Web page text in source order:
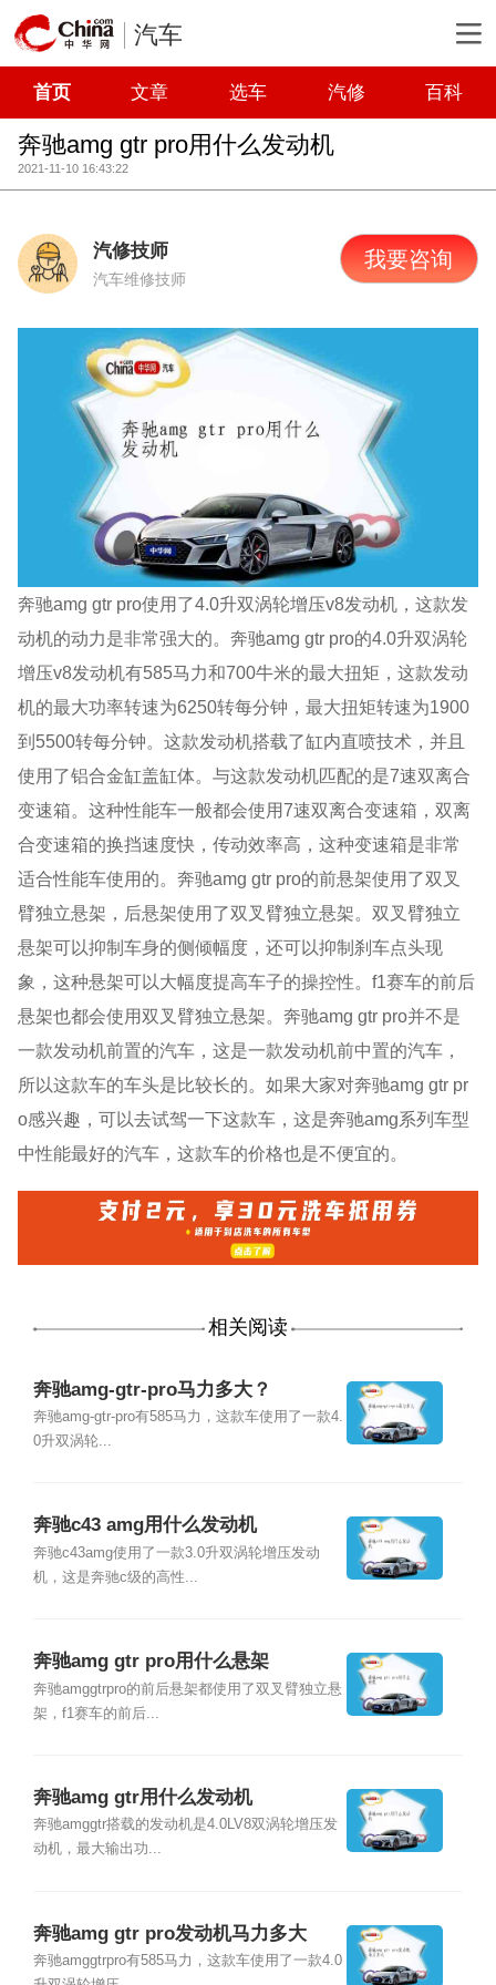
汽车
首页 文章 选车 汽修 百科
奔驰amg gtr pro用什么发动机
2021-11-10 16:43:22
汽修技师
汽车维修技师
我要咨询
奔驰amg gtr pro使用了4.0升双涡轮增压v8发动机，这款发
动机的动力是非常强大的。奔驰amg gtr pro的4.0升双涡轮
增压v8发动机有585马力和700牛米的最大扭矩，这款发动
机的最大功率转速为6250转每分钟，最大扭矩转速为1900
到5500转每分钟。这款发动机搭载了缸内直喷技术，并且
使用了铝合金缸盖缸体。与这款发动机匹配的是7速双离合
变速箱。这种性能车一般都会使用7速双离合变速箱，双离
合变速箱的换挡速度快，传动效率高，这种变速箱是非常
适合性能车使用的。奔驰amg gtr pro的前悬架使用了双叉
臂独立悬架，后悬架使用了双叉臂独立悬架。双叉臂独立
悬架可以抑制车身的侧倾幅度，还可以抑制刹车点头现
象，这种悬架可以大幅度提高车子的操控性。f1赛车的前后
悬架也都会使用双叉臂独立悬架。奔驰amg gtr pro并不是
一款发动机前置的汽车，这是一款发动机前中置的汽车，
所以这款车的车头是比较长的。如果大家对奔驰amg gtr pr
o感兴趣，可以去试驾一下这款车，这是奔驰amg系列车型
中性能最好的汽车，这款车的价格也是不便宜的。
相关阅读
奔驰amg-gtr-pro马力多大？
奔驰amg-gtr-pro有585马力，这款车使用了一款4.
0升双涡轮...
奔驰c43 amg用什么发动机
奔驰c43amg使用了一款3.0升双涡轮增压发动
机，这是奔驰c级的高性...
奔驰amg gtr pro用什么悬架
奔驰amggtrpro的前后悬架都使用了双叉臂独立悬
架，f1赛车的前后...
奔驰amg gtr用什么发动机
奔驰amggtr搭载的发动机是4.0LV8双涡轮增压发
动机，最大输出功...
奔驰amg gtr pro发动机马力多大
奔驰amggtrpro有585马力，这款车使用了一款4.0